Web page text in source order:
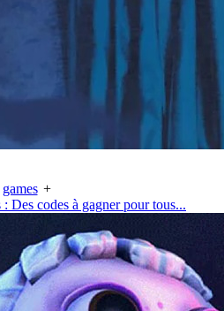
games +
Des codes à gagner pour tous...